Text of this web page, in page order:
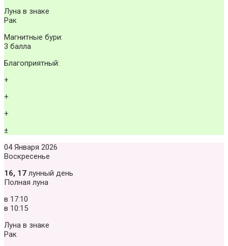
Луна в знаке
Рак
Магнитные бури:
3 балла
Благоприятный:
+
+
+
±
04 Января 2026
Воскресенье
16, 17 лунный день
Полная луна
в 17:10
в 10:15
Луна в знаке
Рак